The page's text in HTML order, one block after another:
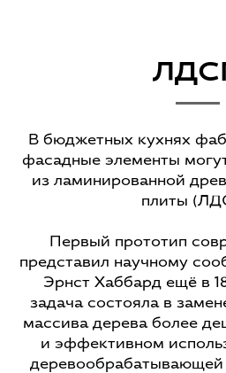
В бюджетных кухнях
фасадные элементы
из ламинированной
плиты
Первый прототип
представил научному
Эрнст Хаббард ещё в
задача состояла в
массива дерева более
и эффективном